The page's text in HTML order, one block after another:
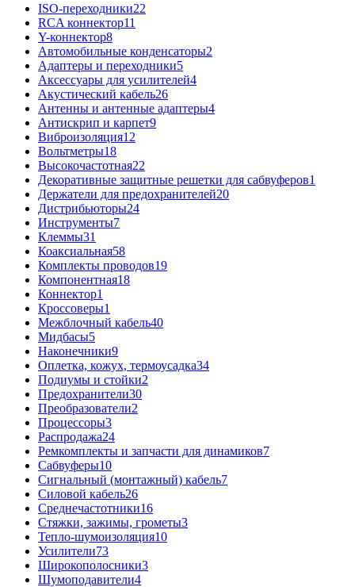
ISO-переходники22
RCA коннектор11
Y-коннектор8
Автомобильные конденсаторы2
Адаптеры и переходники5
Аксессуары для усилителей4
Акустический кабель26
Антенны и антенные адаптеры4
Антискрип и карпет9
Виброизоляция12
Вольтметры18
Высокочастотная22
Декоративные защитные решетки для сабвуферов1
Держатели для предохранителей20
Дистрибьюторы24
Инструменты7
Клеммы31
Коаксиальная58
Комплекты проводов19
Компонентная18
Коннектор1
Кроссоверы1
Межблочный кабель40
Мидбасы5
Наконечники9
Оплетка, кожух, термоусадка34
Подиумы и стойки2
Предохранители30
Преобразователи2
Процессоры3
Распродажа24
Ремкомплекты и запчасти для динамиков7
Сабвуферы10
Сигнальный (монтажный) кабель7
Силовой кабель26
Среднечастотники16
Стяжки, зажимы, грометы3
Тепло-шумоизоляция10
Усилители73
Широкополосники3
Шумоподавители4